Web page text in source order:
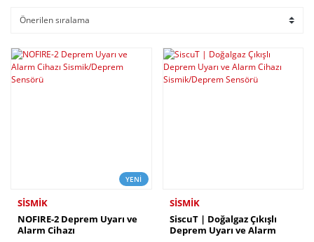
YENİ
SİSMİK
NOFIRE-2 Deprem Uyarı ve
Alarm Cihazı
SİSMİK
SiscuT | Doğalgaz Çıkışlı
Deprem Uyarı ve Alarm